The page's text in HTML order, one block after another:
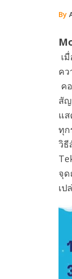
By
เ
คว
ค
สัญ
แส
ทุก
วิธี
จุด
เป